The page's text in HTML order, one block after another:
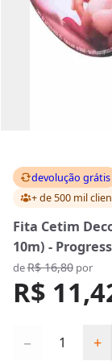
devolução grátis
+ de 500 mil
Fita Cetim
10m) -
deR$ 16,80por
R$
− +